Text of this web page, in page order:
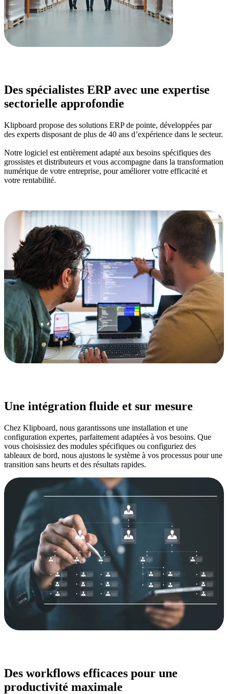
Des spécialistes ERP avec une expertise
sectorielle approfondie
Klipboard propose des solutions ERP de pointe, développées par
des experts disposant de plus de 40 ans d’expérience dans le secteur.
Notre logiciel est entièrement adapté aux besoins spécifiques des
grossistes et distributeurs et vous accompagne dans la transformation
numérique de votre entreprise, pour améliorer votre efficacité et
votre rentabilité.
Une intégration fluide et sur mesure
Chez Klipboard, nous garantissons une installation et une
configuration expertes, parfaitement adaptées à vos besoins. Que
vous choisissiez des modules spécifiques ou configuriez des
tableaux de bord, nous ajustons le système à vos processus pour une
transition sans heurts et des résultats rapides.
Des workflows efficaces pour une
productivité maximale